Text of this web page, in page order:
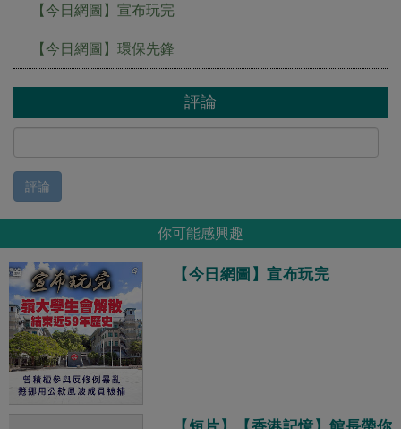
【今日網圖】宣布玩完
【今日網圖】環保先鋒
評論
評論
你可能感興趣
【今日網圖】宣布玩完